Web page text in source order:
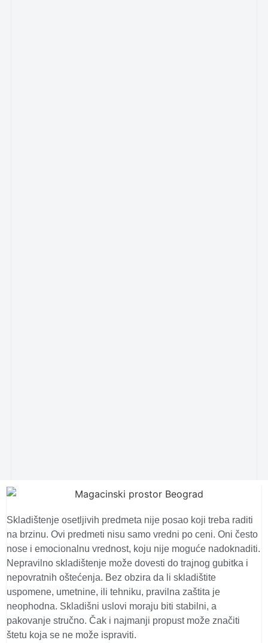
Skladištenje osetljivih predmeta nije posao koji treba raditi
na brzinu. Ovi predmeti nisu samo vredni po ceni. Oni često
nose i emocionalnu vrednost, koju nije moguće nadoknaditi.
Nepravilno skladištenje može dovesti do trajnog gubitka i
nepovratnih oštećenja. Bez obzira da li skladištite
uspomene, umetnine, ili tehniku, pravilna zaštita je
neophodna. Skladišni uslovi moraju biti stabilni, a
pakovanje stručno. Čak i najmanji propust može značiti
štetu koja se ne može ispraviti.